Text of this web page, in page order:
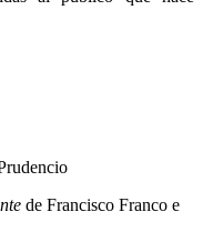
de Francisco Franco e